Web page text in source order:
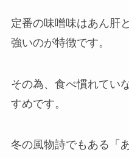
定番の味噌味はあん肝
強いのが特徴です。
その為、食べ慣れてい
すめです。
冬の風物詩でもある「